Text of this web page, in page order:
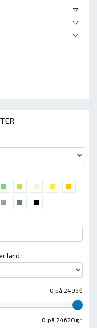
land :
0 på 2499€
0 på 24620gr.